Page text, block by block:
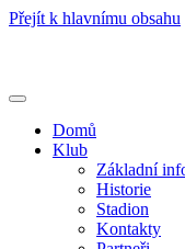
Přejít k hlavnímu obsahu
Toggle
navigationDomů
Klub
Základní
Historie
Stadion
Kontakty